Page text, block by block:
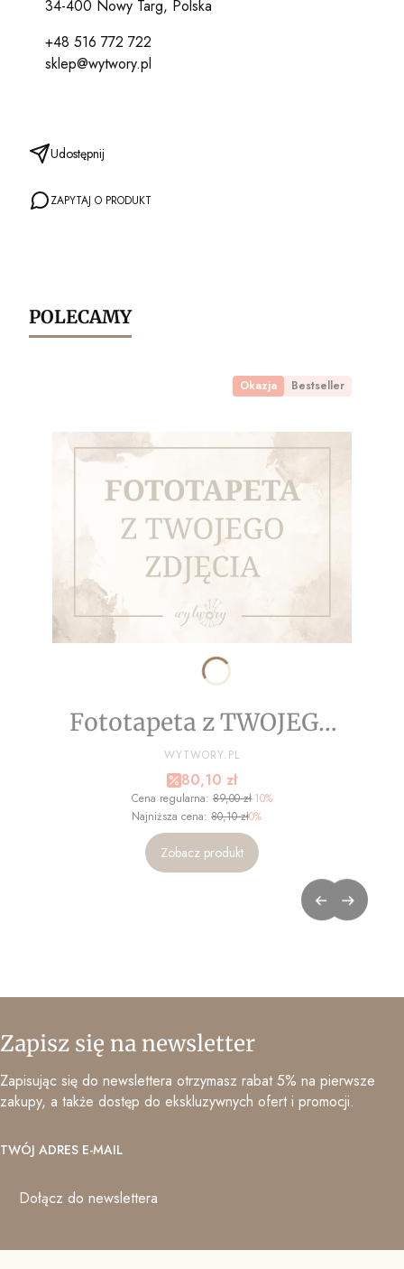
34-400 Nowy Targ, Polska
+48 516 772 722
sklep@wytwory.pl
Udostępnij
ZAPYTAJ O PRODUKT
POLECAMY
Okazja Bestseller
Fototapeta z TWOJEGO
ZDJĘCIA - NA WYMIAR
PRODUCENT
WYTWORY.PL
Cena promocyjna
80,10 zł
Cena regularna: 89,00 zł-10%
Najniższa cena: 80,10 zł0%
Zobacz produkt
Zapisz się na newsletter
Zapisując się do newslettera otrzymasz rabat 5% na pierwsze
zakupy, a także dostęp do ekskluzywnych ofert i promocji.
TWÓJ ADRES E-MAIL
Dołącz do newslettera